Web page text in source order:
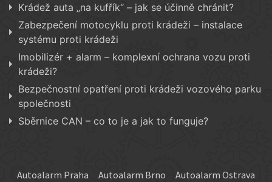
Krádež auta „na kufřík“ – jak se účinně chránit?
Zabezpečení motocyklu proti krádeži – instalace
systému proti krádeži
Imobilizér + alarm – komplexní ochrana vozu proti
krádeži?
Bezpečnostní opatření proti krádeži vozového parku
společnosti
Sběrnice CAN – co to je a jak to funguje?
Autoalarm Praha Autoalarm Brno
Autoalarm Ostrava